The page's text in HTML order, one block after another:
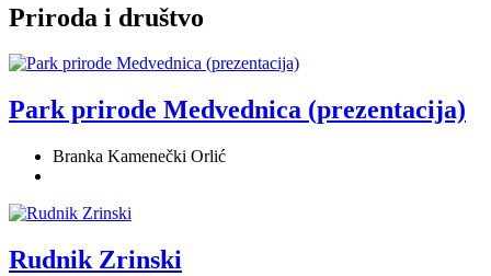
Priroda i društvo
Park prirode Medvednica (prezentacija)
Branka Kamenečki Orlić
Rudnik Zrinski